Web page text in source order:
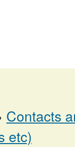
Contacts
etc)